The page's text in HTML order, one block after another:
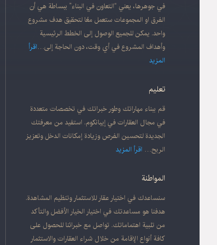
في جوهرها، يعني “التعاون في البناء” ببساطة هي أن
الفرق او المجموعات ستعمل معًا لتحقيق هدف مشروع
واحد. يمكن للجميع الوصول إلى الخطط الرئيسية
وأهداف المشروع في أي وقت، دون الحاجة إلى…اقرأ
المزيد
تعليم
قم ببناء مهاراتك وطور خبراتك في تخصصات متعددة
في مجال العقارات في إيبانكوم. استفيد من معرفتك
الجديدة لتحسين الفرص وزيادة إمكانات الدخل وتعزيز
الربح… اقرأ المزيد
المواطنة
سنساعدك في اختيار عقار للاستثمار وتنظيم المشاهدة.
هدفنا هو مساعدتك في اختيار الخيار الأفضل والتأكد
من تلبية اهتماماتك. تواصل مع خبرائنا للحصول على
كافة أنواع الإقامة من خلال شراء العقارات والاستثمار